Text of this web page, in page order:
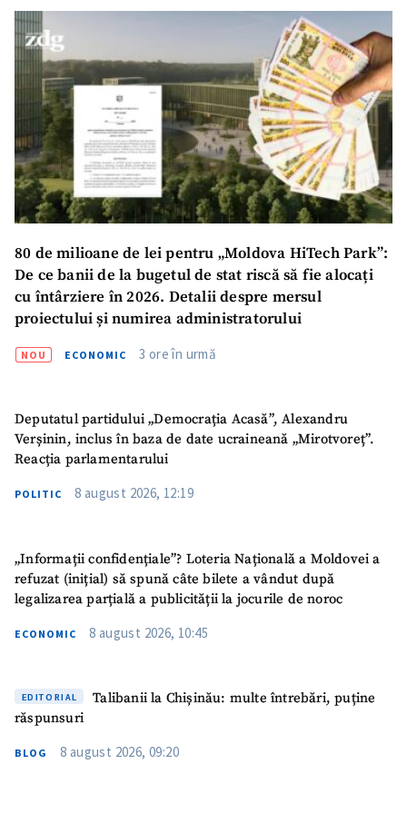
80 de milioane de lei pentru „Moldova HiTech Park”:
De ce banii de la bugetul de stat riscă să fie alocați
cu întârziere în 2026. Detalii despre mersul
proiectului și numirea administratorului
NOU ECONOMIC 3 ore în urmă
Deputatul partidului „Democrația Acasă”, Alexandru
Verșinin, inclus în baza de date ucraineană „Mirotvoreț”.
Reacția parlamentarului
POLITIC 8 august 2026, 12:19
„Informații confidențiale”? Loteria Națională a Moldovei a
refuzat (inițial) să spună câte bilete a vândut după
legalizarea parțială a publicității la jocurile de noroc
ECONOMIC 8 august 2026, 10:45
EDITORIAL
Talibanii la Chișinău: multe întrebări, puține
răspunsuri
BLOG 8 august 2026, 09:20